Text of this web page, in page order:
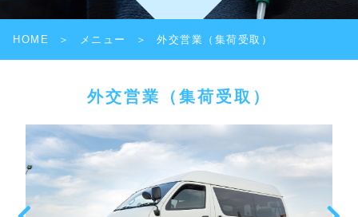
HOME メニュー 外交営業（集荷受取）
外交営業（集荷受取）